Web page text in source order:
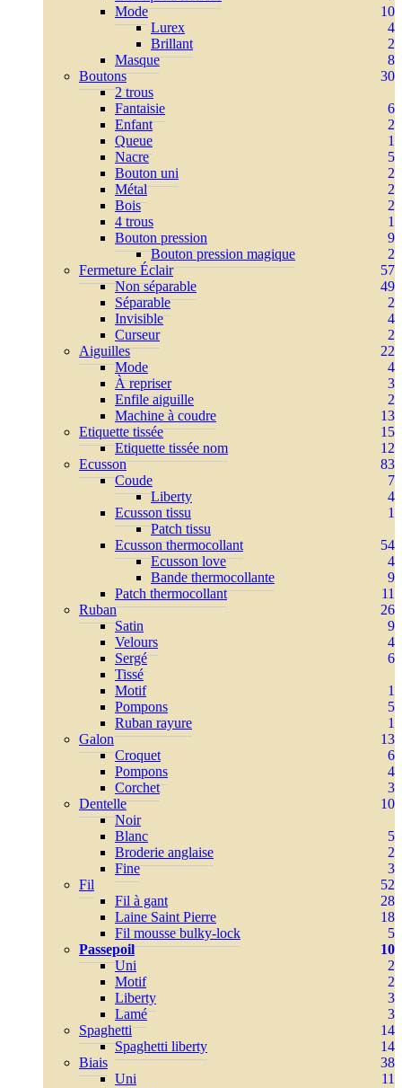
Mode
10
Lurex
4
Brillant
2
Masque
8
Boutons
30
2 trous
Fantaisie
6
Enfant
2
Queue
1
Nacre
5
Bouton uni
2
Métal
2
Bois
2
4 trous
1
Bouton pression
9
Bouton pression magique
2
Fermeture Éclair
57
Non séparable
49
Séparable
2
Invisible
4
Curseur
2
Aiguilles
22
Mode
4
À repriser
3
Enfile aiguille
2
Machine à coudre
13
Etiquette tissée
15
Etiquette tissée nom
12
Ecusson
83
Coude
7
Liberty
4
Ecusson tissu
1
Patch tissu
Ecusson thermocollant
54
Ecusson love
4
Bande thermocollante
9
Patch thermocollant
11
Ruban
26
Satin
9
Velours
4
Sergé
6
Tissé
Motif
1
Pompons
5
Ruban rayure
1
Galon
13
Croquet
6
Pompons
4
Corchet
3
Dentelle
10
Noir
Blanc
5
Broderie anglaise
2
Fine
3
Fil
52
Fil à gant
28
Laine Saint Pierre
18
Fil mousse bulky-lock
5
Passepoil
10
Uni
2
Motif
2
Liberty
3
Lamé
3
Spaghetti
14
Spaghetti liberty
14
Biais
38
Uni
11